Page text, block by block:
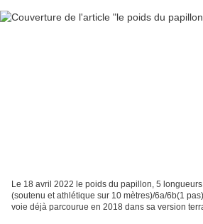
Le 18 avril 2022 le poids du papillon, 5
(soutenu et athlétique sur 10 mètres)/6a/6b(1
voie déjà parcourue en 2018 dans sa version